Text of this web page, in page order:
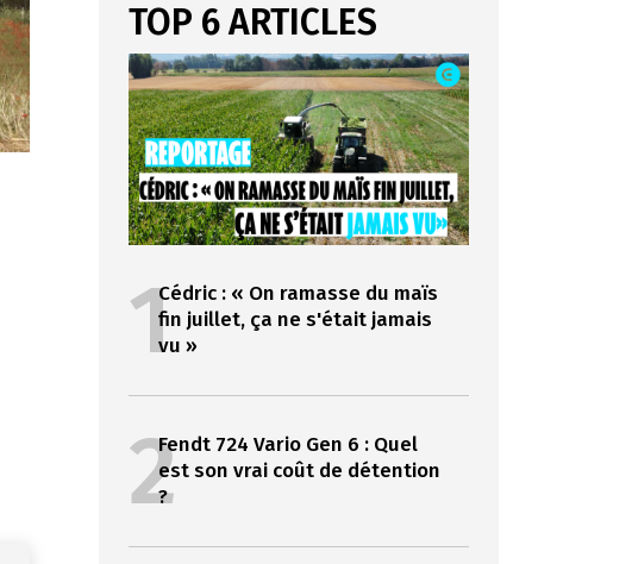
TOP 6 ARTICLES
1Cédric : « On ramasse du maïs
fin juillet, ça ne s'était jamais
vu »
2Fendt 724 Vario Gen 6 : Quel
est son vrai coût de détention
?